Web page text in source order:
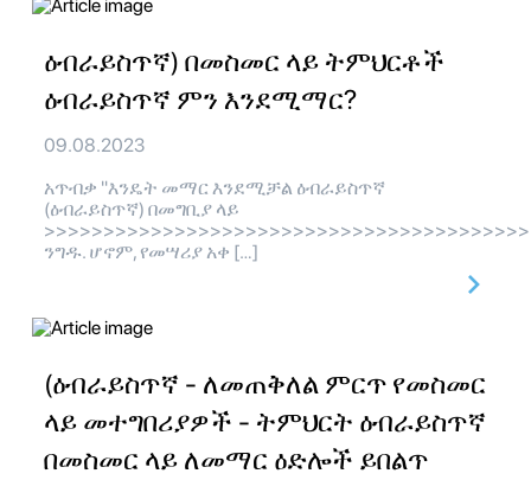
ዕብራይስጥኛ) በመስመር ላይ ትምህርቶች
ዕብራይስጥኛ ምን እንደሚማር?
09.08.2023
አጥብቃ "እንዴት መማር እንደሚቻል ዕብራይስጥኛ
(ዕብራይስጥኛ) በመግቢያ ላይ
ንግዱ. ሆኖም, የመሣሪያ አቀ […]
(ዕብራይስጥኛ - ለመጠቅለል ምርጥ የመስመር
ላይ መተግበሪያዎች - ትምህርት ዕብራይስጥኛ
በመስመር ላይ ለመማር ዕድሎች ይበልጥ